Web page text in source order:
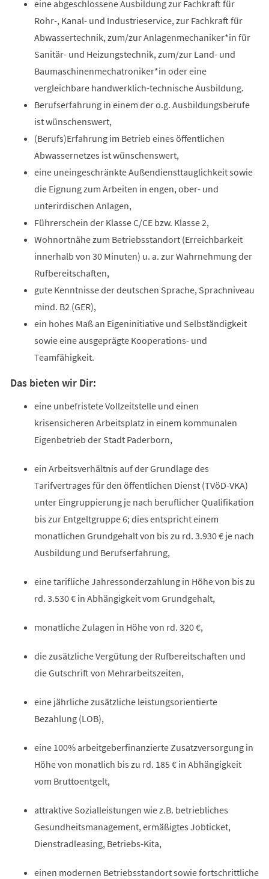
eine abgeschlossene Ausbildung zur Fachkraft für
Rohr-, Kanal- und Industrieservice, zur Fachkraft für
Abwassertechnik, zum/zur Anlagenmechaniker*in für
Sanitär- und Heizungstechnik, zum/zur Land- und
Baumaschinenmechatroniker*in oder eine
vergleichbare handwerklich-technische Ausbildung.
Berufserfahrung in einem der o.g. Ausbildungsberufe
ist wünschenswert,
(Berufs)Erfahrung im Betrieb eines öffentlichen
Abwassernetzes ist wünschenswert,
eine uneingeschränkte Außendiensttauglichkeit sowie
die Eignung zum Arbeiten in engen, ober- und
unterirdischen Anlagen,
Führerschein der Klasse C/CE bzw. Klasse 2,
Wohnortnähe zum Betriebsstandort (Erreichbarkeit
innerhalb von 30 Minuten) u. a. zur Wahrnehmung der
Rufbereitschaften,
gute Kenntnisse der deutschen Sprache, Sprachniveau
mind. B2 (GER),
ein hohes Maß an Eigeninitiative und Selbständigkeit
sowie eine ausgeprägte Kooperations- und
Teamfähigkeit.
Das bieten wir Dir:
eine unbefristete Vollzeitstelle und einen
krisensicheren Arbeitsplatz in einem kommunalen
Eigenbetrieb der Stadt Paderborn,
ein Arbeitsverhältnis auf der Grundlage des
Tarifvertrages für den öffentlichen Dienst (TVöD-VKA)
unter Eingruppierung je nach beruflicher Qualifikation
bis zur Entgeltgruppe 6; dies entspricht einem
monatlichen Grundgehalt von bis zu rd. 3.930 € je nach
Ausbildung und Berufserfahrung,
eine tarifliche Jahressonderzahlung in Höhe von bis zu
rd. 3.530 € in Abhängigkeit vom Grundgehalt,
monatliche Zulagen in Höhe von rd. 320 €,
die zusätzliche Vergütung der Rufbereitschaften und
die Gutschrift von Mehrarbeitszeiten,
eine jährliche zusätzliche leistungsorientierte
Bezahlung (LOB),
eine 100% arbeitgeberfinanzierte Zusatzversorgung in
Höhe von monatlich bis zu rd. 185 € in Abhängigkeit
vom Bruttoentgelt,
attraktive Sozialleistungen wie z.B. betriebliches
Gesundheitsmanagement, ermäßigtes Jobticket,
Dienstradleasing, Betriebs-Kita,
einen modernen Betriebsstandort sowie fortschrittliche